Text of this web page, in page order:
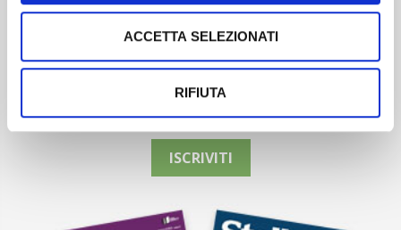
ACCETTA SELEZIONATI
RIFIUTA
Newsletter
esigenze.
ISCRIVITI